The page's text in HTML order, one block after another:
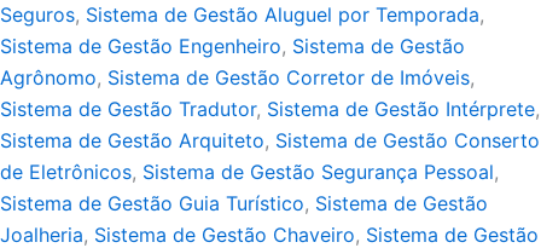
Seguros, Sistema de Gestão Aluguel por Temporada,
Sistema de Gestão Engenheiro, Sistema de Gestão
Agrônomo, Sistema de Gestão Corretor de Imóveis,
Sistema de Gestão Tradutor, Sistema de Gestão Intérprete,
Sistema de Gestão Arquiteto, Sistema de Gestão Conserto
de Eletrônicos, Sistema de Gestão Segurança Pessoal,
Sistema de Gestão Guia Turístico, Sistema de Gestão
Joalheria, Sistema de Gestão Chaveiro, Sistema de Gestão